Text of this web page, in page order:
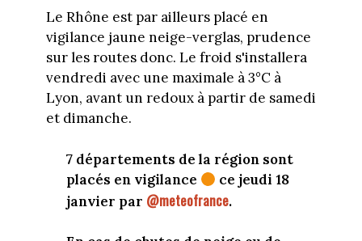
Le Rhône est par ailleurs placé en
vigilance jaune neige-verglas, prudence
sur les routes donc. Le froid s'installera
vendredi avec une maximale à 3°C à
Lyon, avant un redoux à partir de samedi
et dimanche.
7 départements de la région sont
placés en vigilance
ce jeudi 18
janvier par @meteofrance.